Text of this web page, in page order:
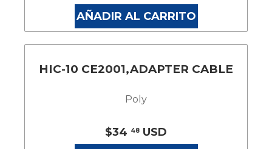
AÑADIR AL CARRITO
HIC-10 CE2001,ADAPTER CABLE
Poly
$34 48 USD